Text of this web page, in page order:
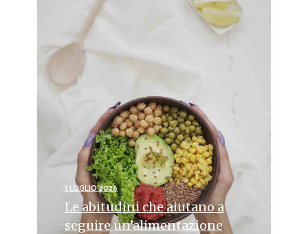
1 LUGLIO 2026
Le abitudini che aiutano a
seguire un’alimentazione